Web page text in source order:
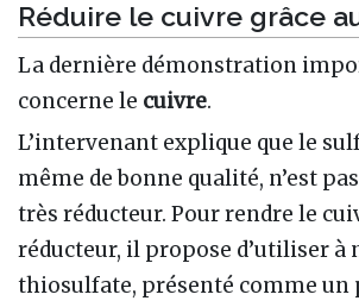
Réduire le cuivre grâce
La dernière démonstration
concerne le cuivre.
L’intervenant explique que le
même de bonne qualité, n’est
très réducteur. Pour rendre le
réducteur, il propose d’utiliser à
thiosulfate, présenté comme un